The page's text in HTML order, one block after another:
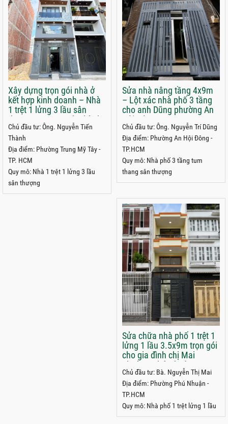
Xây dựng trọn gói nhà ở
kết hợp kinh doanh – Nhà
1 trệt 1 lửng 3 lầu sân
thượng 5x22m anh Thành
phường Trung Mỹ Tây
Chủ đầu tư: Ông. Nguyễn Tiến
Thành
Địa điểm: Phường Trung Mỹ Tây -
TP. HCM
Quy mô: Nhà 1 trệt 1 lửng 3 lầu
sân thượng
Sửa nhà nâng tầng 4x9m
– Lột xác nhà phố 3 tầng
cho anh Dũng phường An
Hội Đông
Chủ đầu tư: Ông. Nguyễn Trí Dũng
Địa điểm: Phường An Hội Đông -
TP.HCM
Quy mô: Nhà phố 3 tầng tum
thang sân thượng
Sửa chữa nhà phố 1 trệt 1
lửng 1 lầu 3.5x9m trọn gói
cho gia đình chị Mai
phường Phú Nhuận
TP.HCM
Chủ đầu tư: Bà. Nguyễn Thị Mai
Địa điểm: Phường Phú Nhuận -
TP.HCM
Quy mô: Nhà phố 1 trệt lửng 1 lầu